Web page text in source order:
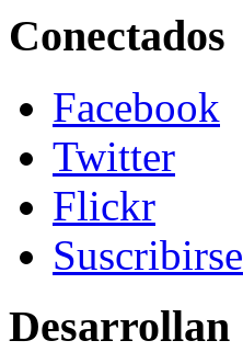
Conectados
Facebook
Twitter
Flickr
Suscribirse
Desarrollan